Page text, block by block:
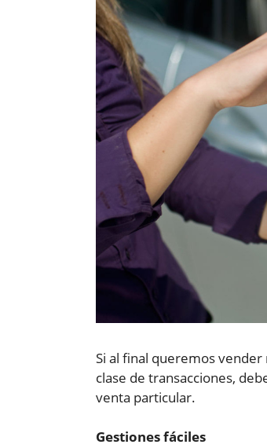
Si al final queremos
clase de transacciones,
venta particular.
Gestiones fáciles